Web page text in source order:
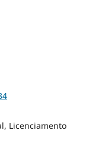
Licenciamento